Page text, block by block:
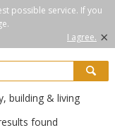
possible service. If you
I agree. ×
building & living
found